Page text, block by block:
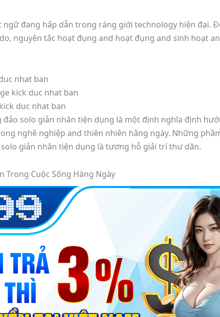
đang hấp dẫn trong ráng giới technology hiện đại.
nguyên tắc hoạt đụng and hoạt đụng and sinh hoạt
nhat ban
kick duc nhat ban
duc nhat ban
solo giản nhân tiện dụng là một định nghĩa định
nghề nghiệp and thiên nhiên hằng ngày. Những
giản nhân tiện dụng là tương hỗ giải trí thư dãn.
Trong Cuộc Sống Hàng Ngày